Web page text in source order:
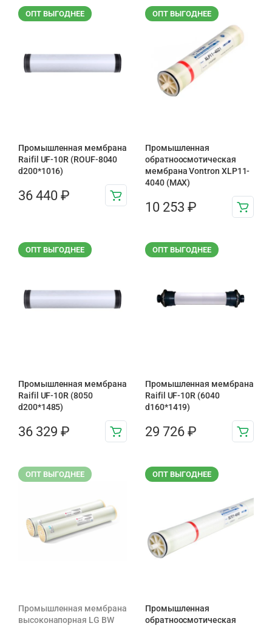
ОПТ ВЫГОДНЕЕ
Промышленная мембрана
Raifil UF-10R (ROUF-8040
d200*1016)
36 440 ₽
ОПТ ВЫГОДНЕЕ
Промышленная
обратноосмотическая
мембрана Vontron XLP11-
4040 (MAX)
10 253 ₽
ОПТ ВЫГОДНЕЕ
Промышленная мембрана
Raifil UF-10R (8050
d200*1485)
36 329 ₽
ОПТ ВЫГОДНЕЕ
Промышленная мембрана
Raifil UF-10R (6040
d160*1419)
29 726 ₽
ОПТ ВЫГОДНЕЕ
Промышленная мембрана
высоконапорная LG BW
ОПТ ВЫГОДНЕЕ
Промышленная
обратноосмотическая